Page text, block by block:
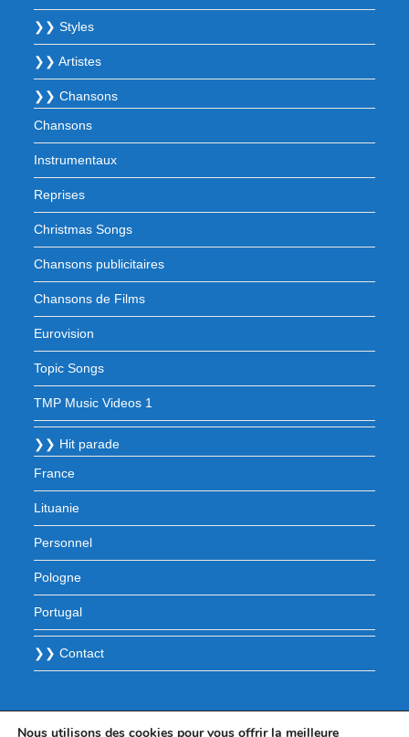
❯❯ Styles
❯❯ Artistes
❯❯ Chansons
Chansons
Instrumentaux
Reprises
Christmas Songs
Chansons publicitaires
Chansons de Films
Eurovision
Topic Songs
TMP Music Videos 1
❯❯ Hit parade
France
Lituanie
Personnel
Pologne
Portugal
❯❯ Contact
Nous utilisons des cookies pour vous offrir la meilleure